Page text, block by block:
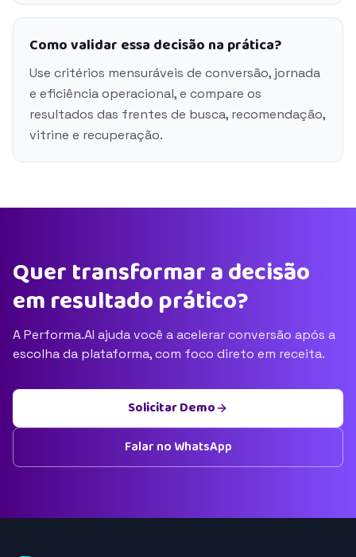
Como validar essa decisão na prática?
Use critérios mensuráveis de conversão, jornada
e eficiência operacional, e compare os
resultados das frentes de busca, recomendação,
vitrine e recuperação.
Quer transformar a decisão
em resultado prático?
A Performa.AI ajuda você a acelerar conversão após a
escolha da plataforma, com foco direto em receita.
Solicitar Demo
Falar no WhatsApp